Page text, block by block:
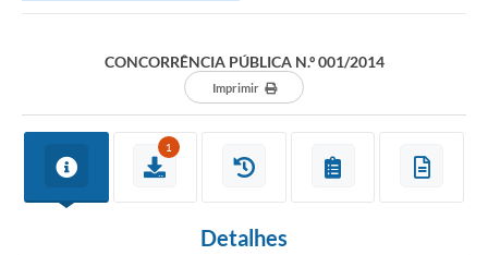
CONCORRÊNCIA PÚBLICA N.º 001/2014
Imprimir
1
Detalhes